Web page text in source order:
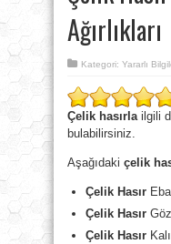
Ağırlıkları
Kategori: Yararlı
Çelik hasırla ilgili
bulabilirsiniz.
Aşağıdaki çelik
Çelik Hasır
Çelik Hasır
Çelik Hasır